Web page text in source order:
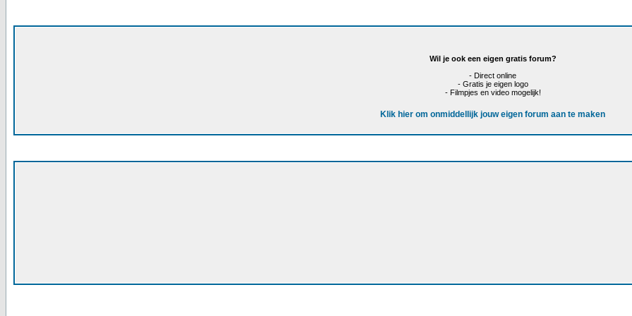
Wil je ook een eigen gratis forum?
- Direct online
- Gratis je eigen logo
- Filmpjes en video mogelijk!
Klik hier om onmiddellijk jouw eigen forum aan te maken